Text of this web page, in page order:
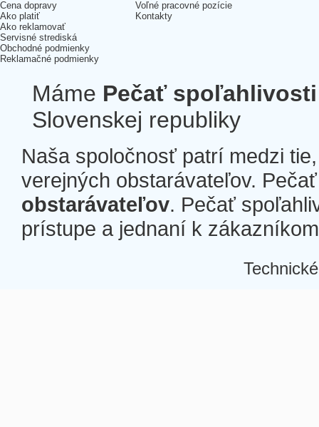
Cena dopravy
Ako platiť
Ako reklamovať
Servisné strediská
Obchodné podmienky
Reklamačné podmienky
Voľné pracovné pozície
Kontakty
Máme Pečať spoľahlivosti
Slovenskej republiky
Naša spoločnosť patrí medzi
verejných obstarávateľov.
obstarávateľov. Pečať
prístupe a jednaní k